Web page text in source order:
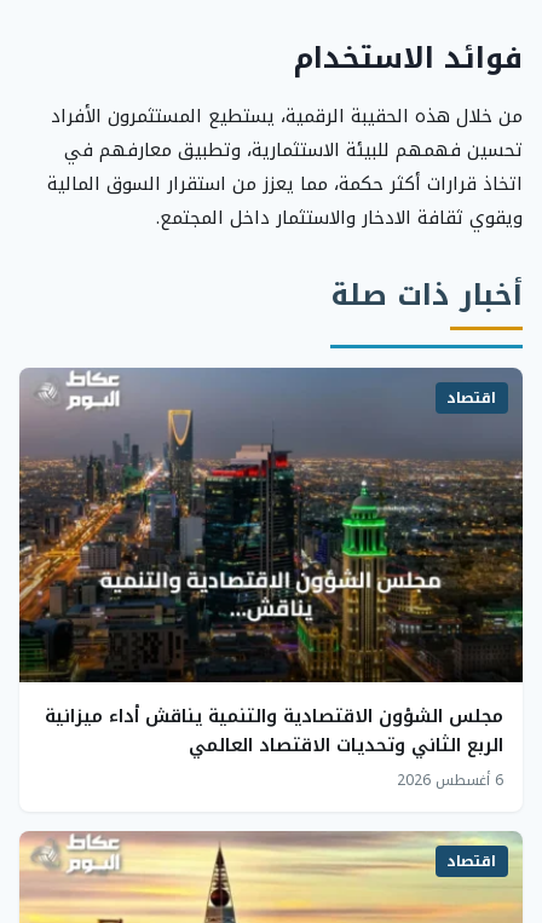
فوائد الاستخدام
من خلال هذه الحقيبة الرقمية، يستطيع المستثمرون الأفراد
تحسين فهمهم للبيئة الاستثمارية، وتطبيق معارفهم في
اتخاذ قرارات أكثر حكمة، مما يعزز من استقرار السوق المالية
ويقوي ثقافة الادخار والاستثمار داخل المجتمع.
أخبار ذات صلة
اقتصاد
مجلس الشؤون الاقتصادية والتنمية يناقش أداء ميزانية
الربع الثاني وتحديات الاقتصاد العالمي
6 أغسطس 2026
اقتصاد